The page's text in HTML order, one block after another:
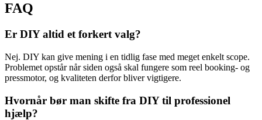
FAQ
Er DIY altid et forkert valg?
Nej. DIY kan give mening i en tidlig fase med meget enkelt scope.
Problemet opstår når siden også skal fungere som reel booking- og
pressmotor, og kvaliteten derfor bliver vigtigere.
Hvornår bør man skifte fra DIY til professionel
hjælp?